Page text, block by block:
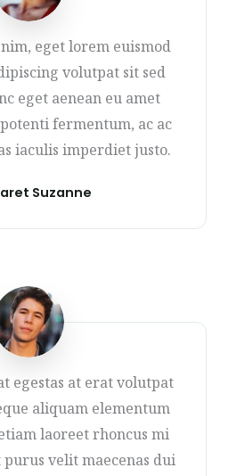
eget lorem euismod
volutpat sit sed
eget aenean eu amet
fermentum, ac ac
iaculis imperdiet justo.
Suzanne
egestas at erat volutpat
aliquam elementum
laoreet rhoncus mi
velit maecenas dui